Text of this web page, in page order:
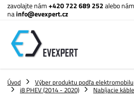
zavolajte nám+420 722 689 252alebo
nainfo@evexpert.cz
Úvod Výber produktu podľa elektromobilu
i8 PHEV (2014 - 2020)
Nabíjacie káble